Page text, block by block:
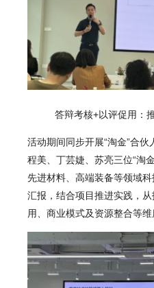
答辩考核+以评促用：
活动期间同步开展“淘金”合伙
程美、丁芸婕、苏亮三位“淘
先进材料、高端装备等领域
汇报，结合项目推进实践，
用、商业模式及资源整合等维